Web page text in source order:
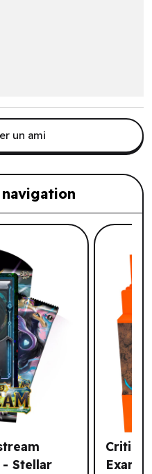
un ami
Votre
Stellar